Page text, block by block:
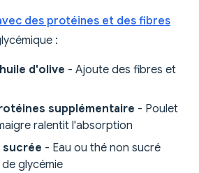
des protéines et des fibres
:
d'olive - Ajoute des fibres et
supplémentaire - Poulet
ralentit l'absorption
sucrée - Eau ou thé non sucré
glycémie